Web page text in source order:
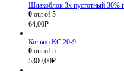
Шлакоблок 3х пустотный 30%
0 out of 5
64,00₽
Кольцо КС 20-9
0 out of 5
5300,00₽